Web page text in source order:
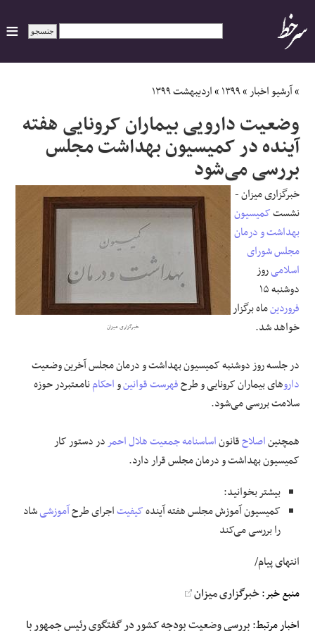
ایران
سیاسی
اقتصاد
ورزشی
جهان
اجتماعی
حوادث
فرهنگی و هنری
»آرشیو اخبار»۱۳۹۹»اردیبهشت ۱۳۹۹
وضعیت دارو‌یی بیماران کرونایی هفته
آینده در کمیسیون بهداشت مجلس
بررسی می‌شود
خبرگزاری میزان
خبرگزاری میزان -
نشستکمیسیون
بهداشت و درمان
مجلس شورای
اسلامیروز
دوشنبه ۱۵
فروردینماه برگزار
خواهد شد.
در جلسه روز دوشنبه کمیسیون بهداشت و درمان مجلس آخرین وضعیت
دارو‌های بیماران کرونایی و طرحفهرستقوانینواحکامنامعتبردر حوزه
سلامت بررسی می‌شود.
همچنیناصلاحقانوناساسنامهجمعیت هلال احمردر دستور کار
کمیسیون بهداشت و درمان مجلس قرار دارد.
بیشتر بخوانید:
کمیسیون آموزش مجلس هفته آیندهکیفیتاجرای طرحآموزشیشاد
را بررسی می‌کند
انتهای پیام/
منبع خبر:خبرگزاری میزان
اخبار مرتبط:بررسی وضعیت بودجه کشور در گفتگوی رئیس جمهور با